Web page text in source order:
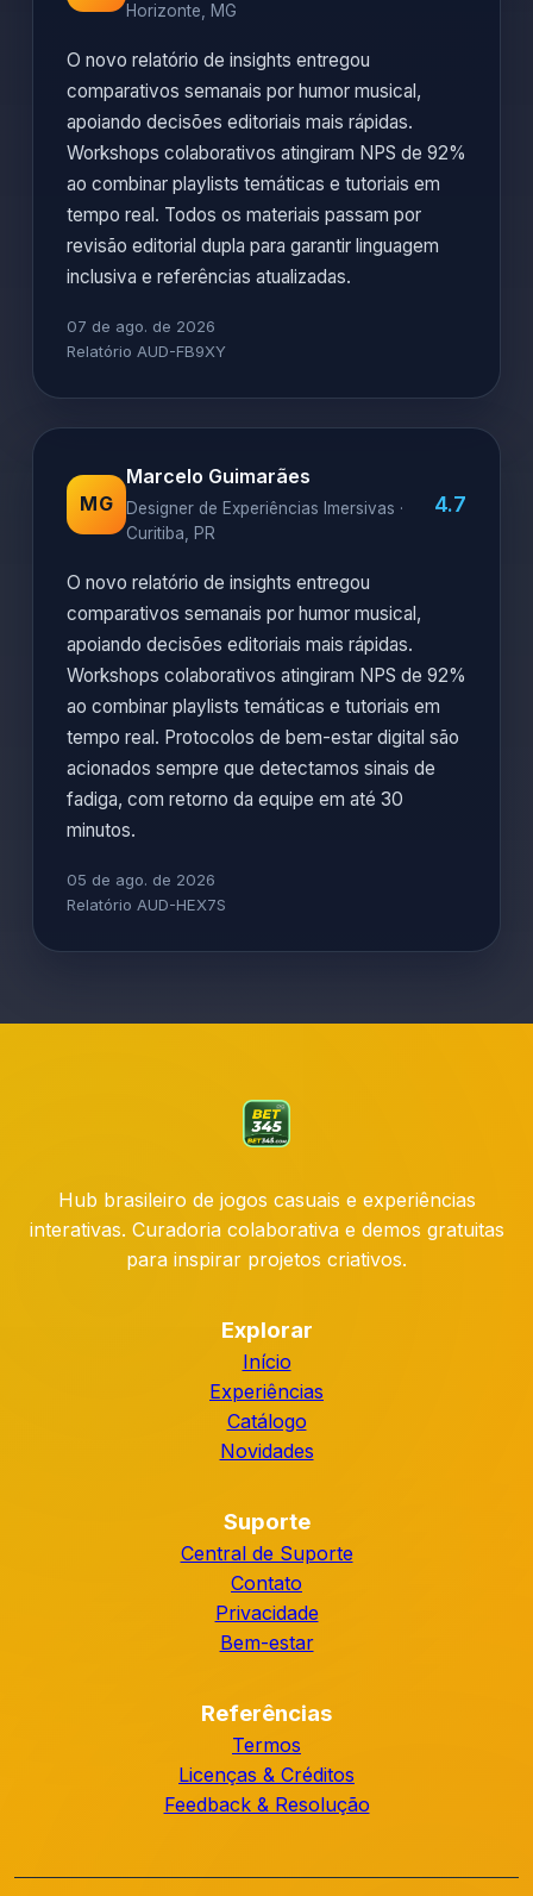
Horizonte, MG
O novo relatório de insights entregou
comparativos semanais por humor musical,
apoiando decisões editoriais mais rápidas.
Workshops colaborativos atingiram NPS de 92%
ao combinar playlists temáticas e tutoriais em
tempo real. Todos os materiais passam por
revisão editorial dupla para garantir linguagem
inclusiva e referências atualizadas.
07 de ago. de 2026
Relatório AUD-FB9XY
MG
Marcelo Guimarães
Designer de Experiências Imersivas ·
Curitiba, PR
4.7
O novo relatório de insights entregou
comparativos semanais por humor musical,
apoiando decisões editoriais mais rápidas.
Workshops colaborativos atingiram NPS de 92%
ao combinar playlists temáticas e tutoriais em
tempo real. Protocolos de bem-estar digital são
acionados sempre que detectamos sinais de
fadiga, com retorno da equipe em até 30
minutos.
05 de ago. de 2026
Relatório AUD-HEX7S
Hub brasileiro de jogos casuais e experiências
interativas. Curadoria colaborativa e demos gratuitas
para inspirar projetos criativos.
Explorar
Início
Experiências
Catálogo
Novidades
Suporte
Central de Suporte
Contato
Privacidade
Bem-estar
Referências
Termos
Licenças & Créditos
Feedback & Resolução